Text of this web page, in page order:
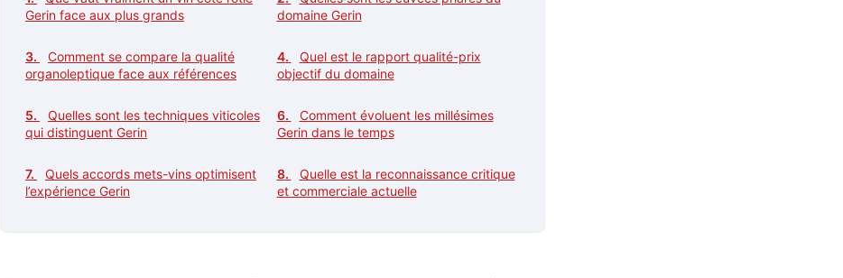
Gerin face aux plus grands
domaine Gerin
Comment se compare la qualité
organoleptique face aux références
Quel est le rapport qualité-prix
objectif du domaine
Quelles sont les techniques viticoles
qui distinguent Gerin
Comment évoluent les millésimes
Gerin dans le temps
Quels accords mets-vins optimisent
l’expérience Gerin
Quelle est la reconnaissance critique
et commerciale actuelle